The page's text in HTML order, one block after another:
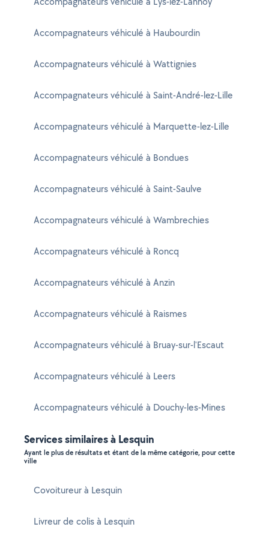
Accompagnateurs véhiculé à Haubourdin
Accompagnateurs véhiculé à Wattignies
Accompagnateurs véhiculé à Saint-André-lez-Lille
Accompagnateurs véhiculé à Marquette-lez-Lille
Accompagnateurs véhiculé à Bondues
Accompagnateurs véhiculé à Saint-Saulve
Accompagnateurs véhiculé à Wambrechies
Accompagnateurs véhiculé à Roncq
Accompagnateurs véhiculé à Anzin
Accompagnateurs véhiculé à Raismes
Accompagnateurs véhiculé à Bruay-sur-l'Escaut
Accompagnateurs véhiculé à Leers
Accompagnateurs véhiculé à Douchy-les-Mines
Services similaires à Lesquin
Ayant le plus de résultats et étant de la même catégorie, pour cette
ville
Covoitureur à Lesquin
Livreur de colis à Lesquin